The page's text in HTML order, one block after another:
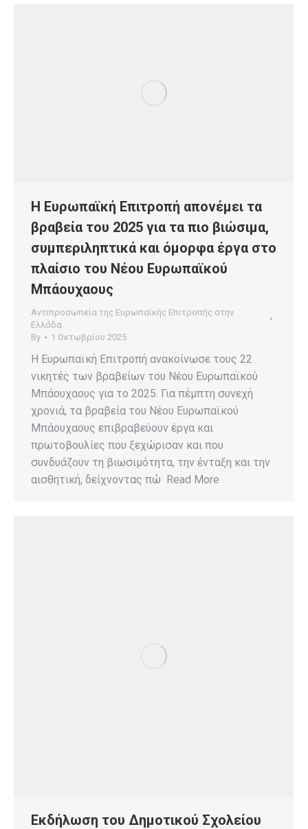
Η Ευρωπαϊκή Επιτροπή απονέμει τα
βραβεία του 2025 για τα πιο βιώσιμα,
συμπεριληπτικά και όμορφα έργα στο
πλαίσιο του Νέου Ευρωπαϊκού
Μπάουχαους
Αντιπροσωπεία της Ευρωπαϊκής Επιτροπής στην
Ελλάδα
By
1 Οκτωβρίου 2025
Η Ευρωπαϊκή Επιτροπή ανακοίνωσε τους 22
νικητές των βραβείων του Νέου Ευρωπαϊκού
Μπάουχαους για το 2025. Για πέμπτη συνεχή
χρονιά, τα βραβεία του Νέου Ευρωπαϊκού
Μπάουχαους επιβραβεύουν έργα και
πρωτοβουλίες που ξεχώρισαν και που
συνδυάζουν τη βιωσιμότητα, την ένταξη και την
αισθητική, δείχνοντας πώ Read More
Εκδήλωση του Δημοτικού Σχολείου